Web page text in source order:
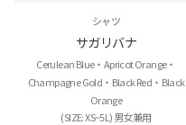
シャツ
サガリバナ
Cerulean Blue・Apricot Orange・
Champagne Gold・Black Red・Black
Orange
(SIZE: XS~5L) 男女兼用